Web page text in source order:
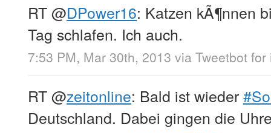
RT@DPower16: Katzen kÃ¶nnen
Tag schlafen. Ich auch.
7:53 PM, Mar 30th, 2013 via Tweetbot for
RT@zeitonline: Bald ist wieder
Deutschland. Dabei gingen die